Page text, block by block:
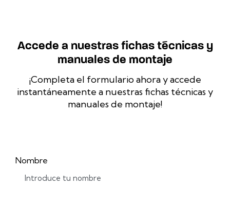
Accede a nuestras fichas técnicas y
manuales de montaje
¡Completa el formulario ahora y accede
instantáneamente a nuestras fichas técnicas y
manuales de montaje!
Nombre